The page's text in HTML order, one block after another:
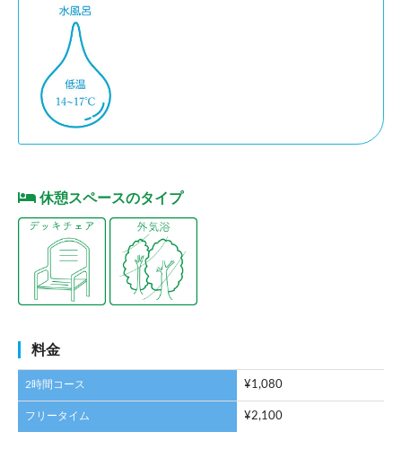
休憩スペースのタイプ
料金
2時間コース ¥1,080
フリータイム ¥2,100